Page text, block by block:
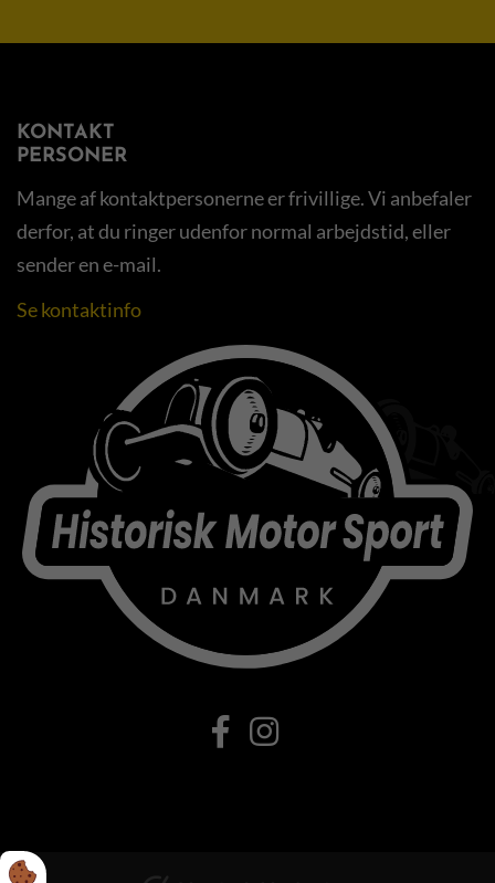
KONTAKT
PERSONER
Mange af kontaktpersonerne er frivillige. Vi anbefaler
derfor, at du ringer udenfor normal arbejdstid, eller
sender en e-mail.
Se kontaktinfo